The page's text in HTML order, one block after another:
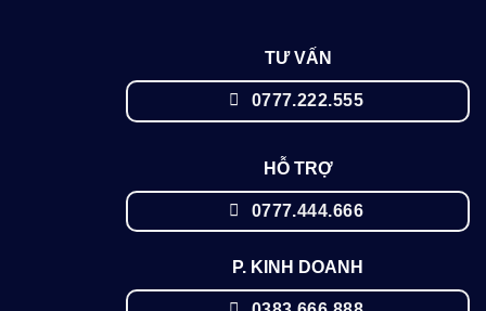
TƯ VẤN
0777.222.555
HỖ TRỢ
0777.444.666
P. KINH DOANH